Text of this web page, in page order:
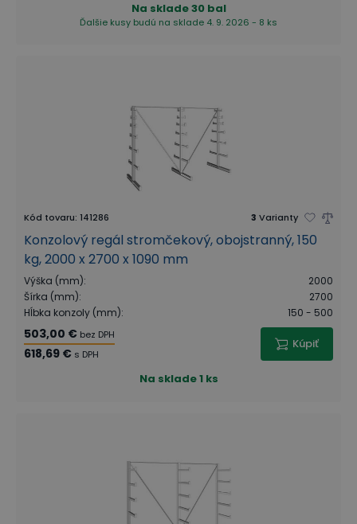
Na sklade30 bal
Ďalšie kusy budú na sklade 4. 9. 2026 - 8 ks
Kód tovaru: 141286 3 Varianty
Konzolový regál stromčekový, obojstranný, 150
kg, 2000 x 2700 x 1090 mm
Výška (mm):
2000
Šírka (mm):
2700
Hĺbka konzoly (mm): 150 - 500
503,00 € bez DPH
618,69 € s DPH
Kúpiť
Na sklade1 ks